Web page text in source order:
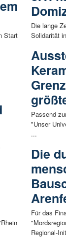
Start
Die lange
Solidarität
Passend
"Unser
...
Die
Für das
Regional-